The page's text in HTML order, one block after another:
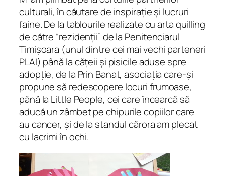
culturali, în căutare de inspirație și lucruri
faine. De la tablourile realizate cu arta quilling
de către “rezidenții” de la Penitenciarul
Timișoara (unul dintre cei mai vechi parteneri
PLAI) până la cățeii și pisicile aduse spre
adopție, de la Prin Banat, asociația care-și
propune să redescopere locuri frumoase,
până la Little People, cei care încearcă să
aducă un zâmbet pe chipurile copiilor care
au cancer, și de la standul cărora am plecat
cu lacrimi în ochi.